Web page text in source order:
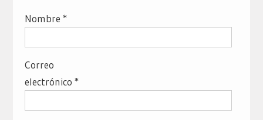
Nombre *
Correo
electrónico *